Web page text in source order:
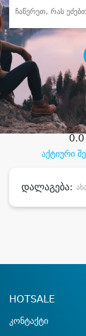
აქტიური
0.0
დალაგება:
HOTSALE
კონტაქტი